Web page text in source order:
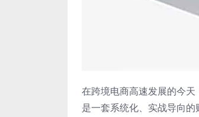
在跨境电商高速发展的今天
是一套系统化、实战导向